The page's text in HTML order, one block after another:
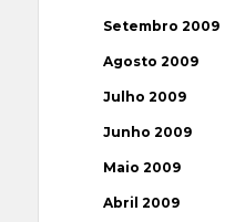
Setembro 2009
Agosto 2009
Julho 2009
Junho 2009
Maio 2009
Abril 2009